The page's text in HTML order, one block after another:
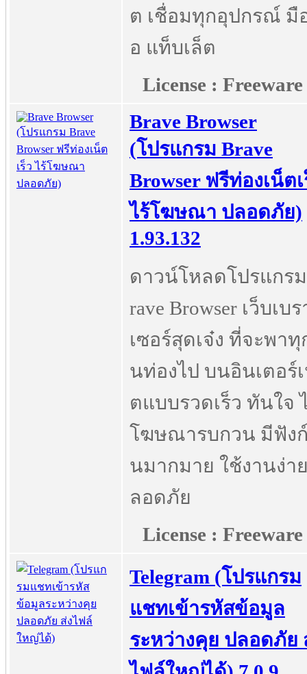
ต เชื่อมทุกอุปกรณ์ มื
อ แท็บเล็ต
License : Freeware
Brave Browser
(โปรแกรม Brave
Browser ฟรีท่องเน็ต
ไร้โฆษณา ปลอดภัย)
1.93.132
ดาวน์โหลดโปรแกร
rave Browser เว็บเบ
เซอร์สุดเจ๋ง ที่จะพา
นท่องไป บนอินเตอร์
ตแบบรวดเร็ว ทันใจ
โฆษณารบกวน มีฟัง
นมากมาย ใช้งานง่า
ลอดภัย
License : Freeware
Telegram (โปรแกรม
แชทเข้ารหัสข้อมูล
ระหว่างคุย ปลอดภัย